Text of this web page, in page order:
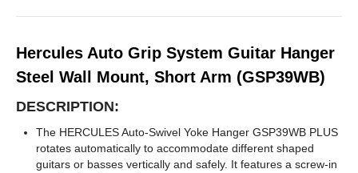
Hercules Auto Grip System Guitar Hanger
Steel Wall Mount, Short Arm (GSP39WB)
DESCRIPTION:
The HERCULES Auto-Swivel Yoke Hanger GSP39WB PLUS
rotates automatically to accommodate different shaped
guitars or basses vertically and safely. It features a screw-in